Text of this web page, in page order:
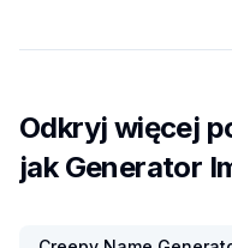
Odkryj więcej
jak Generator